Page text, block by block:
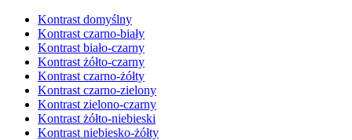
Kontrast domyślny
Kontrast czarno-biały
Kontrast biało-czarny
Kontrast żółto-czarny
Kontrast czarno-żółty
Kontrast czarno-zielony
Kontrast zielono-czarny
Kontrast żółto-niebieski
Kontrast niebiesko-żółty